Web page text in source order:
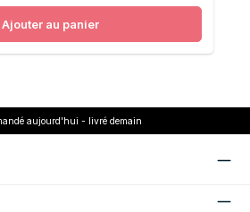
Ajouter au panier
aujourd'hui - livré demain